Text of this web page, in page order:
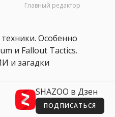
Главный редактор
Особенно
и Fallout Tactics.
и загадки
SHAZOO в Дзен
ПОДПИСАТЬСЯ